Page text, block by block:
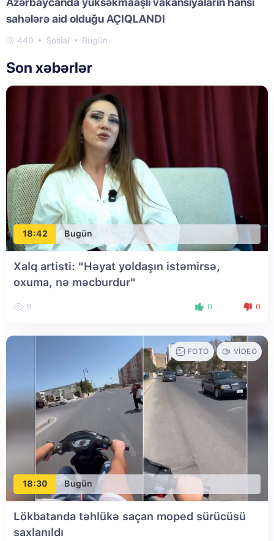
sahələrə aid olduğu AÇIQLANDI
440 Sosial Bugün
Son xəbərlər
18:42 Bugün
Xalq artisti: "Həyat yoldaşın istəmirsə,
oxuma, nə məcburdur"
9 0 0
18:30 Bugün
FOTO VIDEO
Lökbatanda təhlükə saçan moped sürücüsü
saxlanıldı